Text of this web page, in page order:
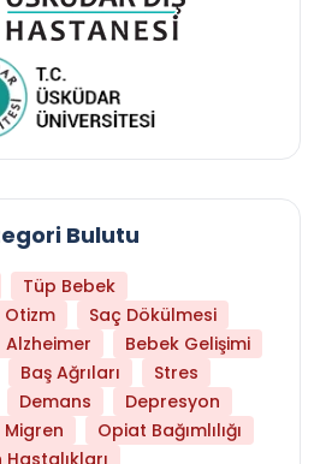
Bulutu
Tüp Bebek
Otizm
Saç Dökülmesi
Alzheimer
Bebek Gelişimi
Baş Ağrıları
Stres
Demans
Depresyon
Migren
Opiat Bağımlılığı
Hastalıkları